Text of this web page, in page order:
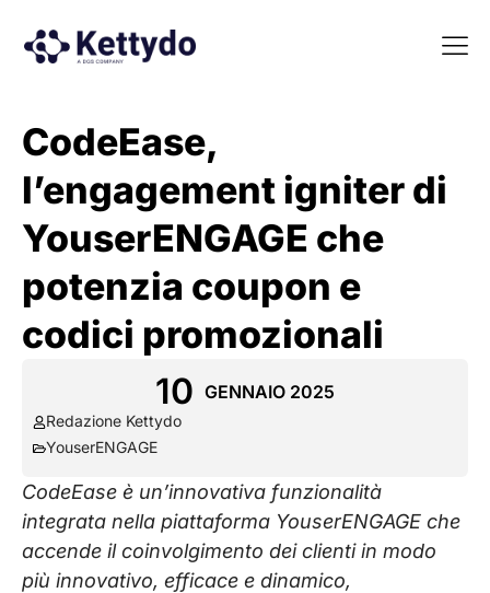
CodeEase,
l’engagement igniter di
YouserENGAGE che
potenzia coupon e
codici promozionali
10 GENNAIO 2025
Redazione Kettydo
YouserENGAGE
CodeEase è un’innovativa funzionalità
integrata nella piattaforma YouserENGAGE che
accende il coinvolgimento dei clienti in modo
più innovativo, efficace e dinamico,